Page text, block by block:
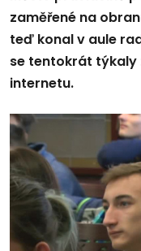
zaměřené na
teď konal v aule
se tentokrát týkaly
internetu.